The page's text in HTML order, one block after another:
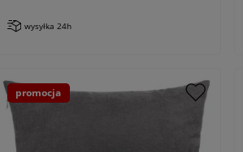
wysyłka 24h
promocja